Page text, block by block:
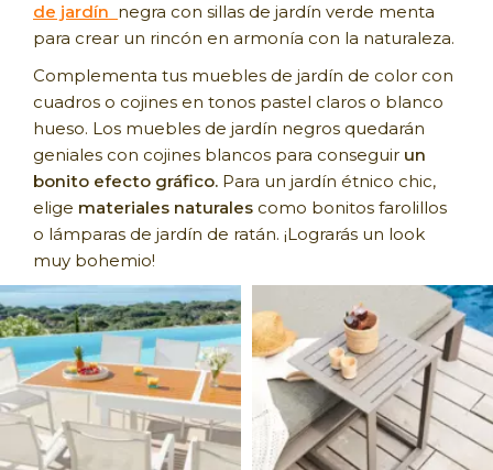
de jardín negra con sillas de jardín verde menta
para crear un rincón en armonía con la naturaleza.
Complementa tus muebles de jardín de color con
cuadros o cojines en tonos pastel claros o blanco
hueso. Los muebles de jardín negros quedarán
geniales con cojines blancos para conseguir un
bonito efecto gráfico. Para un jardín étnico chic,
elige materiales naturales como bonitos farolillos
o lámparas de jardín de ratán. ¡Lograrás un look
muy bohemio!